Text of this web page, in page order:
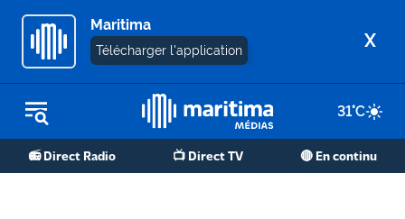
Maritima
Télécharger l'application X
31°C
📻 Direct Radio 📺 Direct TV 🔴 En continu
REPLAY RADIO
REPLAY TV